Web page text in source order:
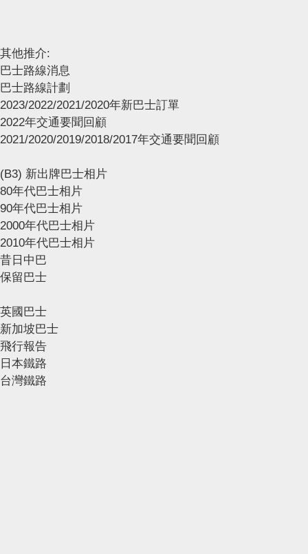
其他推介:
巴士路線消息
巴士路線計劃
2023/2022/2021/2020年新巴士訂單
2022年交通要聞回顧
2021/2020/2019/2018/2017年交通要聞回顧
(B3) 新出牌巴士相片
80年代巴士相片
90年代巴士相片
2000年代巴士相片
2010年代巴士相片
昔日中巴
保留巴士
英國巴士
新加坡巴士
飛行報告
日本鐵路
台灣鐵路